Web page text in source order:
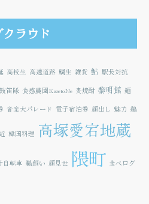
ラウド
高校生 高速道路 鯛生 雑貨 鮎 駅長対抗
鼓笛隊 食感農園KazetoNe 麦焼酎 黎明館 麺
音楽大パレード 電子宿泊券 顔出し 魅力 鵜
韓国料理 高塚愛宕地蔵
自転車 鵜飼い 顔見世 隈町 食べログ